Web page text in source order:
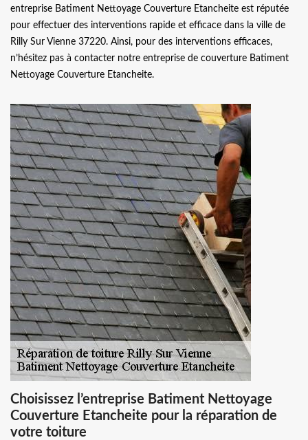
entreprise Batiment Nettoyage Couverture Etancheite est réputée
pour effectuer des interventions rapide et efficace dans la ville de
Rilly Sur Vienne 37220. Ainsi, pour des interventions efficaces,
n’hésitez pas à contacter notre entreprise de couverture Batiment
Nettoyage Couverture Etancheite.
Choisissez l’entreprise Batiment Nettoyage
Couverture Etancheite pour la réparation de
votre toiture